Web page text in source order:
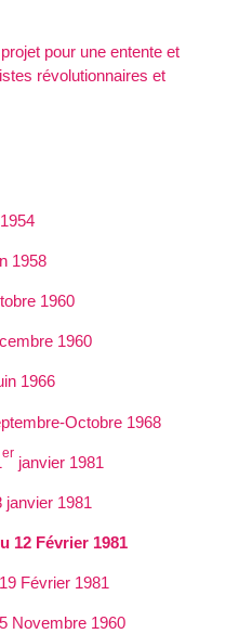
pour une entente et
révolutionnaires et
1958
1960
1960
1966
Octobre 1968
er janvier 1981
janvier 1981
12 Février 1981
Février 1981
Novembre 1960